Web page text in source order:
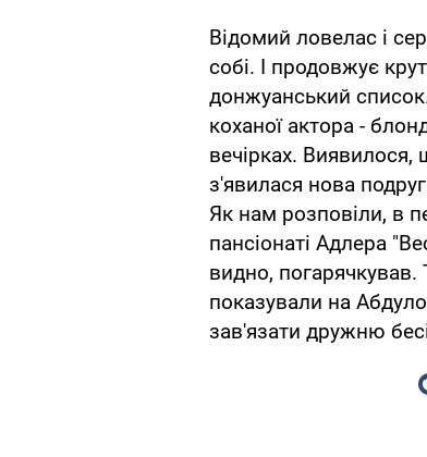
Відомий ловелас і
собі. І продовжує
донжуанський
коханої актора -
вечірках.
з'явилася нова
Як нам розповіли, в
пансіонаті Адлера
видно,
показували на
зав'язати дружню